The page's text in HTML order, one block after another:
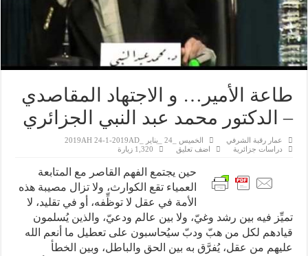
طاعة الأمير… و الاجتهاد المقاصدي
– الدكتور محمد عبد النبي الجزائري
عمار رقبة الشرفي
الخميس _24 _يناير _2019AH 24-1-2019AD
دراسات جزائرية
اضف تعليق 1,320 زيارة
حين يجتمع الفهم القاصر مع المتابعة
العمياء تقع الكوارث، ولا تزال مصيبة هذه
الأمة في عقل لا توظِّفه، أو في تقليد، لا
تميِّز فيه بين رشد وغيّ، ولا بين عالم ودعيّ، والذين يُسلمون
قيادهم لكل من هبّ ودبّ سيُحاسبون على تعطيل ما أنعم الله
عليهم من عقل، يُفرَّق به بين الحق والباطل، وبين الخطأ